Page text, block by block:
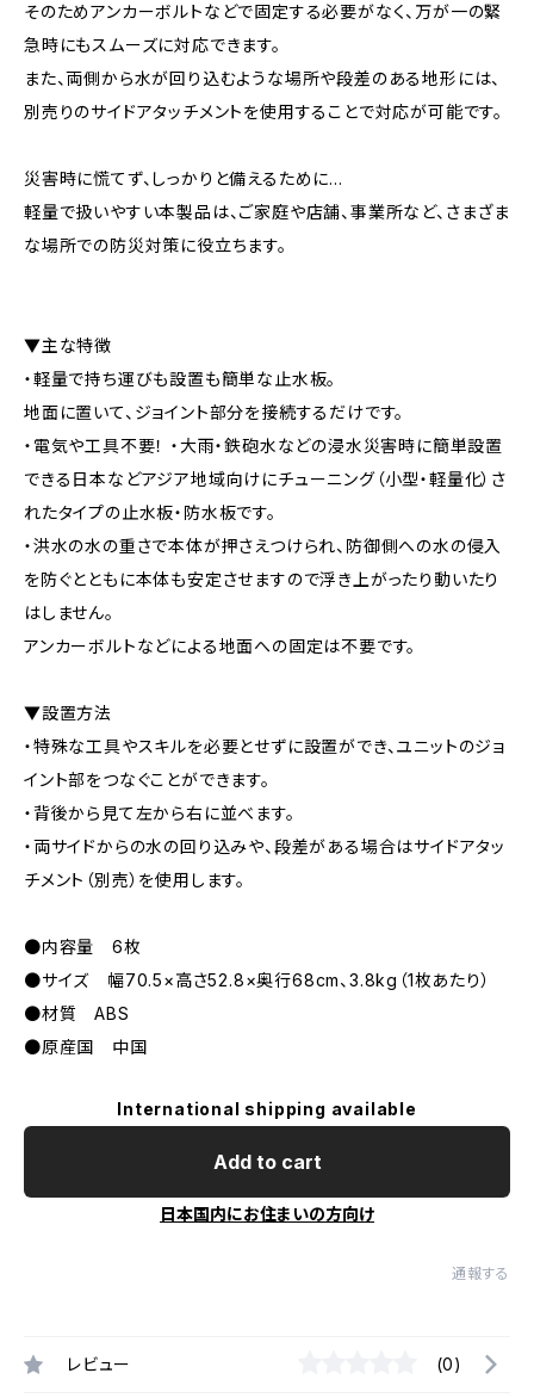
そのためアンカーボルトなどで固定する必要がなく、万が一の緊
急時にもスムーズに対応できます。
また、両側から水が回り込むような場所や段差のある地形には、
別売りのサイドアタッチメントを使用することで対応が可能です。
災害時に慌てず、しっかりと備えるために…
軽量で扱いやすい本製品は、ご家庭や店舗、事業所など、さまざま
な場所での防災対策に役立ちます。
▼主な特徴
・軽量で持ち運びも設置も簡単な止水板。
地面に置いて、ジョイント部分を接続するだけです。
・電気や工具不要！ ・大雨・鉄砲水などの浸水災害時に簡単設置
できる日本などアジア地域向けにチューニング（小型・軽量化）さ
れたタイプの止水板・防水板です。
・洪水の水の重さで本体が押さえつけられ、防御側への水の侵入
を防ぐとともに本体も安定させますので浮き上がったり動いたり
はしません。
アンカーボルトなどによる地面への固定は不要です。
▼設置方法
・特殊な工具やスキルを必要とせずに設置ができ、ユニットのジョ
イント部をつなぐことができます。
・背後から見て左から右に並べます。
・両サイドからの水の回り込みや、段差がある場合はサイドアタッ
チメント（別売）を使用します。
●内容量 6枚
●サイズ 幅70.5×高さ52.8×奥行68cm、3.8kg（1枚あたり）
●材質 ABS
●原産国 中国
International shipping available
Add to cart
日本国内にお住まいの方向け
通報する
レビュー (0)